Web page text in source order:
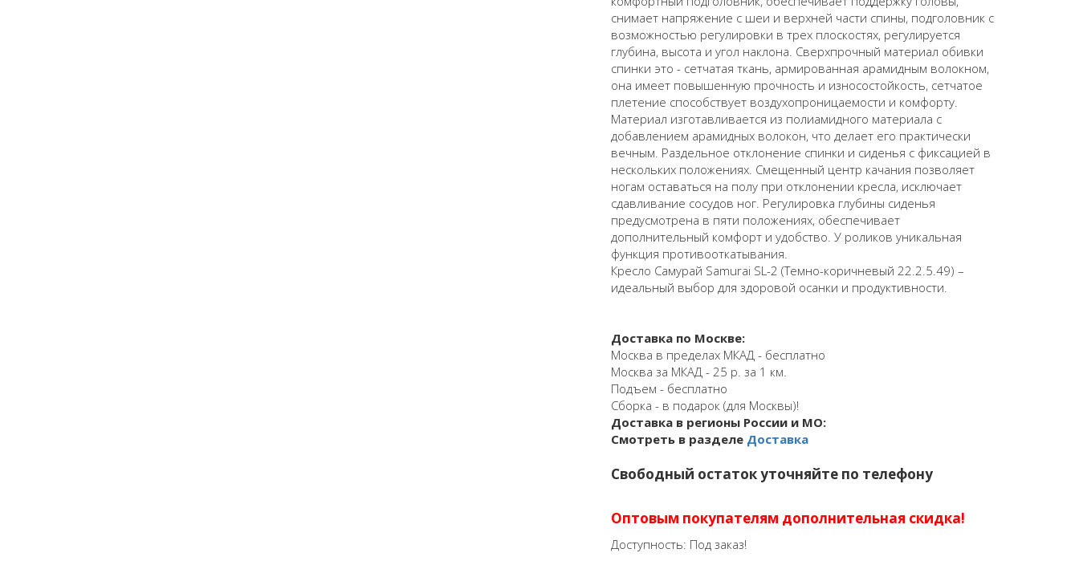
снимает напряжение с шеи и верхней части спины, подголовник с
возможностью регулировки в трех плоскостях, регулируется
глубина, высота и угол наклона. Сверхпрочный материал обивки
спинки это - сетчатая ткань, армированная арамидным волокном,
она имеет повышенную прочность и износостойкость, сетчатое
плетение способствует воздухопроницаемости и комфорту.
Материал изготавливается из полиамидного материала с
добавлением арамидных волокон, что делает его практически
вечным. Раздельное отклонение спинки и сиденья с фиксацией в
нескольких положениях. Смещенный центр качания позволяет
ногам оставаться на полу при отклонении кресла, исключает
сдавливание сосудов ног. Регулировка глубины сиденья
предусмотрена в пяти положениях, обеспечивает
дополнительный комфорт и удобство. У роликов уникальная
функция противооткатывания.
Кресло Самурай Samurai SL-2 (Темно-коричневый 22.2.5.49) –
идеальный выбор для здоровой осанки и продуктивности.
Доставка по Москве:
Москва в пределах МКАД - бесплатно
Москва за МКАД - 25 р. за 1 км.
Подъем - бесплатно
Сборка - в подарок (для Москвы)!
Доставка в регионы России и МО:
Смотреть в разделе Доставка
Свободный остаток уточняйте по телефону
Оптовым покупателям дополнительная скидка!
Доступность: Под заказ!